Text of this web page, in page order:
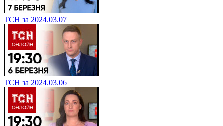
ТСН за 2024.03.07
ТСН за 2024.03.06